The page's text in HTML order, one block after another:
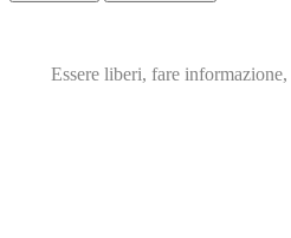
Essere liberi, fare informazione,